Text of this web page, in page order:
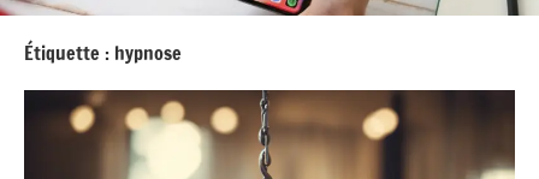
Étiquette : hypnose